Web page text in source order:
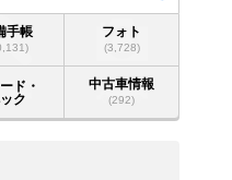
手帳 フォト
(3,728)
ド・
ク
中古車情報
(292)